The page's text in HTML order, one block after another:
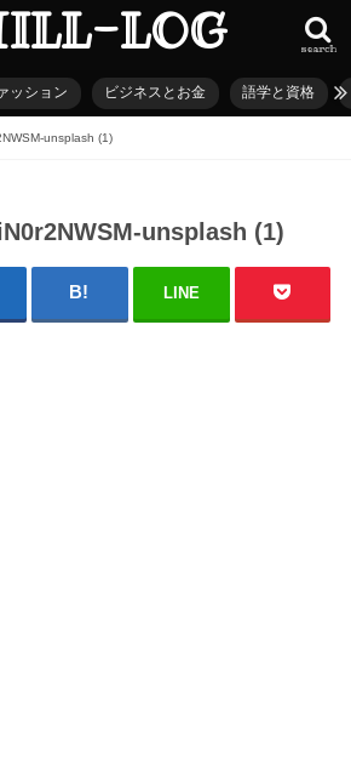
LOG search
ッション ビジネスとお金 語学と資格
unsplash (1)
unsplash (1)
LINE